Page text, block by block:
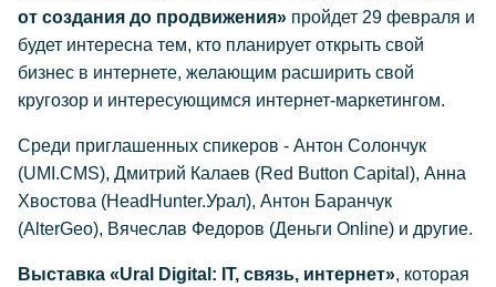
от создания до продвижения» пройдет 29 февраля и
будет интересна тем, кто планирует открыть свой
бизнес в интернете, желающим расширить свой
кругозор и интересующимся интернет-маркетингом.
Среди приглашенных спикеров - Антон Солончук
(UMI.CMS), Дмитрий Калаев (Red Button Capital), Анна
Хвостова (HeadHunter.Урал), Антон Баранчук
(AlterGeo), Вячеслав Федоров (Деньги Online) и другие.
Выставка «Ural Digital: IT, связь, интернет», которая